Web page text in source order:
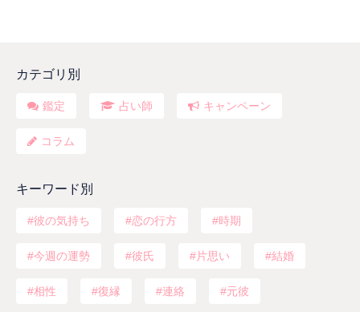
カテゴリ別
鑑定 占い師 キャンペーン
コラム
キーワード別
彼の気持ち 恋の行方 時期
今週の運勢 彼氏 片思い 結婚
相性 復縁 連絡 元彼